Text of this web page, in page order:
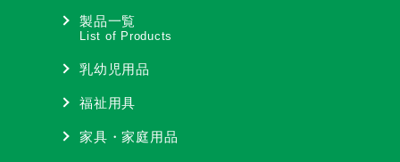
製品一覧
List of Products
乳幼児用品
福祉用具
家具・家庭用品